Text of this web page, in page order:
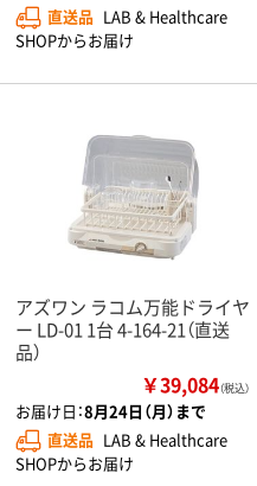
直送品 LAB & Healthcare
SHOPからお届け
アズワン ラコム万能ドライヤ
ー LD-01 1台 4-164-21（直送
品）
￥39,084（税込）
お届け日：8月24日（月）まで
直送品 LAB & Healthcare
SHOPからお届け